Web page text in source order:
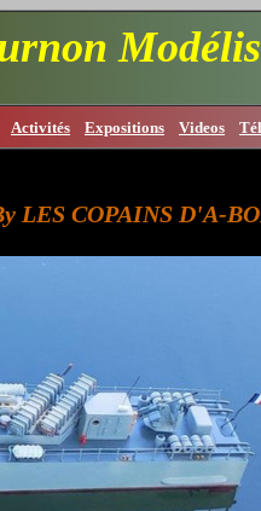
Activités Expositions Videos
LES COPAINS D'A-